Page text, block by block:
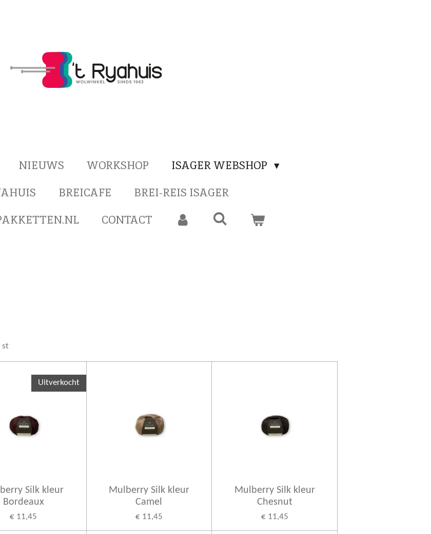
NIEUWS WORKSHOP
ISAGER WEBSHOP
BREICAFE
BREI-REIS ISAGER
CONTACT
st
Uitverkocht
Silk kleur
Bordeaux
€ 11,45
Mulberry Silk kleur
Camel
€ 11,45
Mulberry Silk kleur
Chesnut
€ 11,45